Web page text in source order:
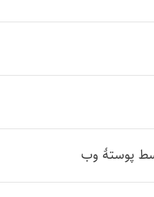
پوستهٔ وب